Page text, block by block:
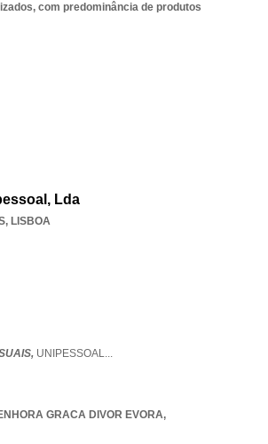
com predominância de produtos
Lda
, LISBOA
UNIPESSOAL...
GRACA DIVOR EVORA,